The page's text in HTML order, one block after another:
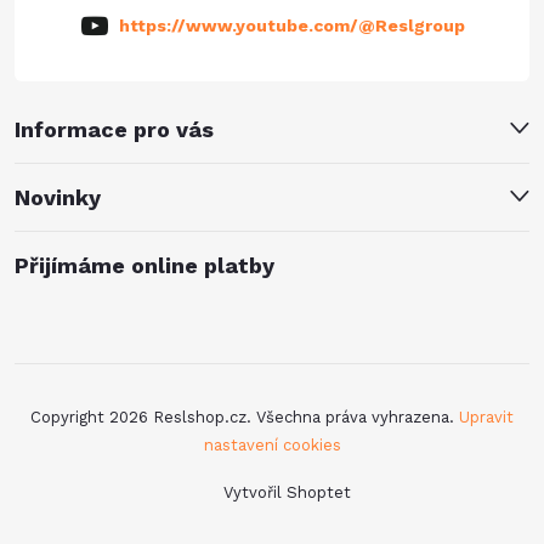
Informace pro vás
Novinky
https://www.youtube.com/@Reslgroup
Přijímáme online platby
Vytvořil Shoptet
Copyright 2026 Reslshop.cz. Všechna práva vyhrazena. Upravit
nastavení cookies